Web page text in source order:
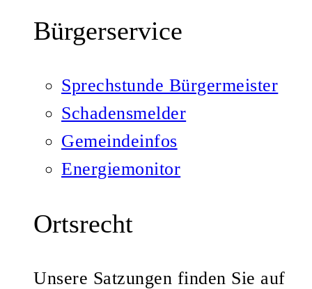
Bürgerservice
Sprechstunde Bürgermeister
Schadensmelder
Gemeindeinfos
Energiemonitor
Ortsrecht
Unsere Satzungen finden Sie auf